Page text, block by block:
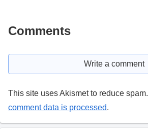
Comments
Write a comment
This site uses Akismet to reduce spam.
comment data is processed.